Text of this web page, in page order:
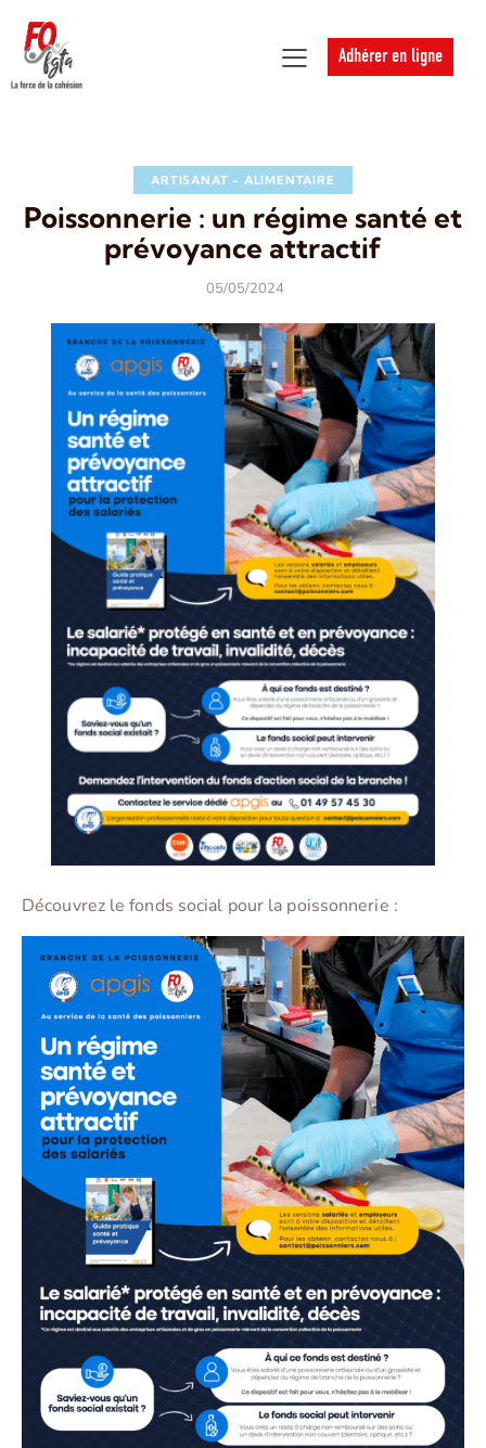
Adhérer en ligne
ARTISANAT - ALIMENTAIRE
Poissonnerie : un régime santé et
prévoyance attractif
05/05/2024
Découvrez le fonds social pour la poissonnerie :